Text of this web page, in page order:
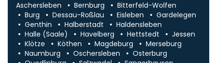
Aschersleben Bernburg
Bitterfeld-Wolfen
Burg
Dessau-Roßlau Eisleben
Gardelegen
Genthin
Halberstadt
Haldensleben
Halle (Saale)
Havelberg Hettstedt
Jessen
Klötze
Köthen Magdeburg
Merseburg
Naumburg
Oschersleben
Osterburg